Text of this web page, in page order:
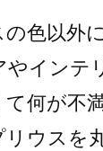
色以外
やインテ
何が不
ウスを